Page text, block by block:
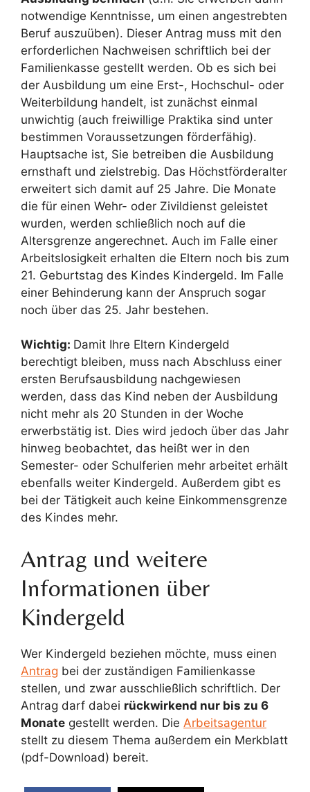
notwendige Kenntnisse, um einen angestrebten
Beruf auszuüben). Dieser Antrag muss mit den
erforderlichen Nachweisen schriftlich bei der
Familienkasse gestellt werden. Ob es sich bei
der Ausbildung um eine Erst-, Hochschul- oder
Weiterbildung handelt, ist zunächst einmal
unwichtig (auch freiwillige Praktika sind unter
bestimmen Voraussetzungen förderfähig).
Hauptsache ist, Sie betreiben die Ausbildung
ernsthaft und zielstrebig. Das Höchstförderalter
erweitert sich damit auf 25 Jahre. Die Monate
die für einen Wehr- oder Zivildienst geleistet
wurden, werden schließlich noch auf die
Altersgrenze angerechnet. Auch im Falle einer
Arbeitslosigkeit erhalten die Eltern noch bis zum
21. Geburtstag des Kindes Kindergeld. Im Falle
einer Behinderung kann der Anspruch sogar
noch über das 25. Jahr bestehen.
Wichtig: Damit Ihre Eltern Kindergeld
berechtigt bleiben, muss nach Abschluss einer
ersten Berufsausbildung nachgewiesen
werden, dass das Kind neben der Ausbildung
nicht mehr als 20 Stunden in der Woche
erwerbstätig ist. Dies wird jedoch über das Jahr
hinweg beobachtet, das heißt wer in den
Semester- oder Schulferien mehr arbeitet erhält
ebenfalls weiter Kindergeld. Außerdem gibt es
bei der Tätigkeit auch keine Einkommensgrenze
des Kindes mehr.
Antrag und weitere
Informationen über
Kindergeld
Wer Kindergeld beziehen möchte, muss einen
Antrag bei der zuständigen Familienkasse
stellen, und zwar ausschließlich schriftlich. Der
Antrag darf dabei rückwirkend nur bis zu 6
Monate gestellt werden. Die Arbeitsagentur
stellt zu diesem Thema außerdem ein Merkblatt
(pdf-Download) bereit.